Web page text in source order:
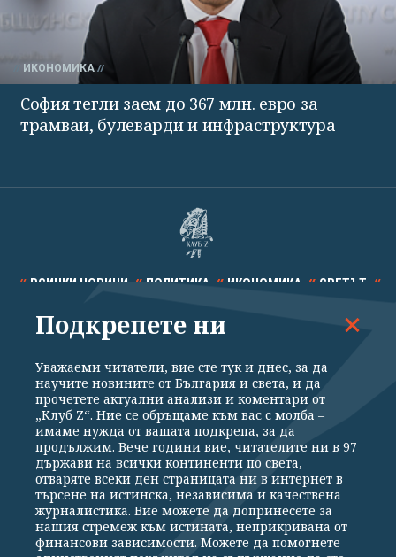
ИКОНОМИКА
София тегли заем до 367 млн. евро за
трамваи, булеварди и инфраструктура
ВСИЧКИ НОВИНИ ПОЛИТИКА ИКОНОМИКА СВЕТЪТ
СПОРТ КУЛТУРА ТЕХНОЛОГИИ КАЛЕЙДОСКОП
Общи условия
Политика за поверителност
Реклама
Партньори Контакти
За Клуб Z
Екип
Подкрепете ни
Подкрепете ни
Уважаеми читатели, вие сте тук и днес, за да
научите новините от България и света, и да
прочетете актуални анализи и коментари от
„Клуб Z“. Ние се обръщаме към вас с молба –
имаме нужда от вашата подкрепа, за да
продължим. Вече години вие, читателите ни в 97
държави на всички континенти по света,
отваряте всеки ден страницата ни в интернет в
търсене на истинска, независима и качествена
журналистика. Вие можете да допринесете за
нашия стремеж към истината, неприкривана от
финансови зависимости. Можете да помогнете